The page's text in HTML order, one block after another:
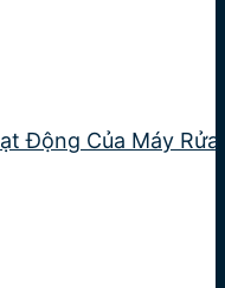
Động Của Máy Rửa